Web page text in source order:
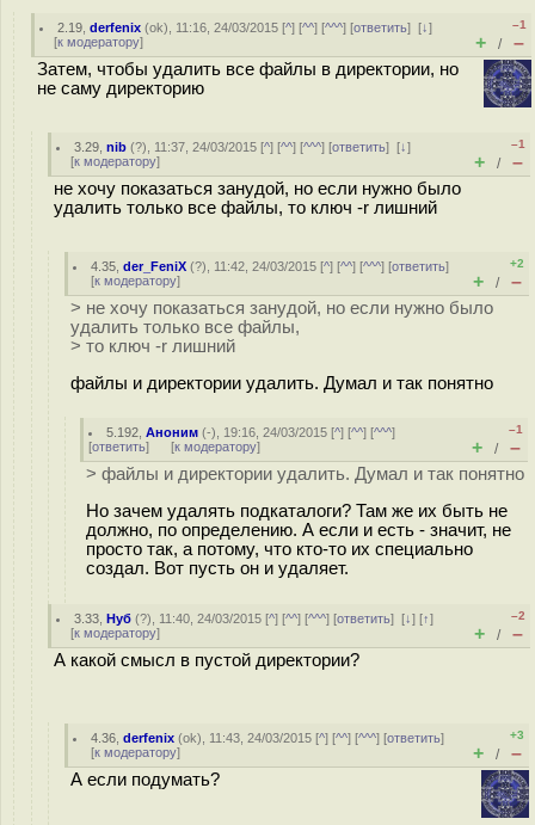
2.19 ,derfenix (ok), 11:16, 24/03/2015 [^] [^^] [^^^] [ответить][↓]
[к модератору]
–1
+ / –
Затем, чтобы удалить все файлы в директории, но
не саму директорию
3.29 ,nib (?), 11:37, 24/03/2015 [^] [^^] [^^^] [ответить][↓]
[к модератору]
–1
+ / –
не хочу показаться занудой, но если нужно было
удалить только все файлы, то ключ -r лишний
4.35 ,der_FeniX (?), 11:42, 24/03/2015 [^] [^^] [^^^] [ответить]
[к модератору]
+2
+ / –
> не хочу показаться занудой, но если нужно было
удалить только все файлы,
> то ключ -r лишний
файлы и директории удалить. Думал и так понятно
5.192 ,Аноним (-), 19:16, 24/03/2015 [^] [^^] [^^^]
[ответить] [к модератору]
–1
+ / –
> файлы и директории удалить. Думал и так понятно
Но зачем удалять подкаталоги? Там же их быть не
должно, по определению. А если и есть - значит, не
просто так, а потому, что кто-то их специально
создал. Вот пусть он и удаляет.
3.33 ,Нуб (?), 11:40, 24/03/2015 [^] [^^] [^^^] [ответить][↓] [↑]
[к модератору]
–2
+ / –
А какой смысл в пустой директории?
4.36 ,derfenix (ok), 11:43, 24/03/2015 [^] [^^] [^^^] [ответить]
[к модератору]
+3
+ / –
А если подумать?